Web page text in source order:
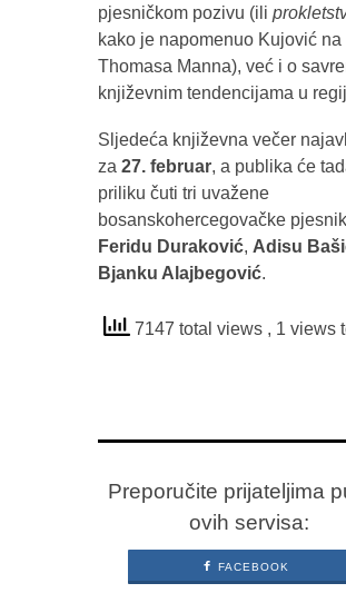
pjesničkom pozivu (ili
kako je napomenuo Kujović na
Thomasa Manna), već i o
književnim tendencijama u
Sljedeća književna večer
za 27. februar, a publika će
priliku čuti tri uvažene
bosanskohercegovačke
Feridu Duraković, Adisu
Bjanku Alajbegović.
7147 total views , 1 views
Preporučite prijateljima
ovih servisa:
FACEBOOK